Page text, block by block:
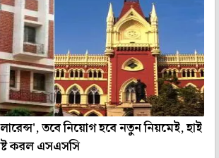
তবে নিয়োগ হবে নতুন নিয়মেই, হাই
করল এসএসসি